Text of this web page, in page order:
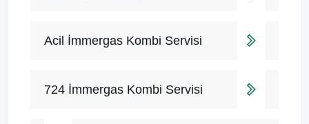
Acil İmmergas Kombi Servisi
724 İmmergas Kombi Servisi